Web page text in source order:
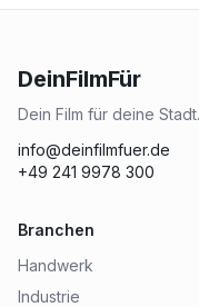
DeinFilmFür
Dein Film für deine Stadt.
info@deinfilmfuer.de
+49 241 9978 300
Branchen
Handwerk
Industrie